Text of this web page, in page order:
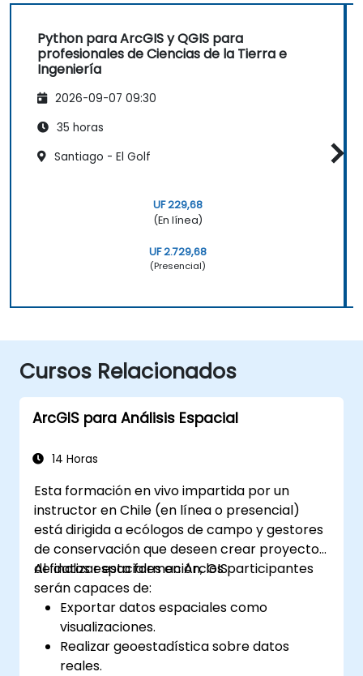
Python para ArcGIS y QGIS para
profesionales de Ciencias de la Tierra e
Ingeniería
2026-09-07 09:30
35 horas
Santiago - El Golf
UF 229,68
(En línea)
UF 2.729,68
(Presencial)
Cursos Relacionados
ArcGIS para Análisis Espacial
14 Horas
Esta formación en vivo impartida por un
instructor en Chile (en línea o presencial)
está dirigida a ecólogos de campo y gestores
de conservación que deseen crear proyectos
de datos espaciales en ArcGIS.
Al finalizar esta formación, los participantes
serán capaces de:
Exportar datos espaciales como
visualizaciones.
Realizar geoestadística sobre datos
reales.